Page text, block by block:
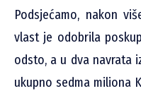
Podsjećamo, nakon
vlast je odobrila
odsto, a u dva navrata
ukupno sedma miliona